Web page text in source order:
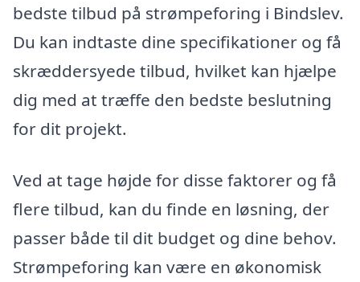
bedste tilbud på strømpeforing i Bindslev.
Du kan indtaste dine specifikationer og få
skræddersyede tilbud, hvilket kan hjælpe
dig med at træffe den bedste beslutning
for dit projekt.
Ved at tage højde for disse faktorer og få
flere tilbud, kan du finde en løsning, der
passer både til dit budget og dine behov.
Strømpeforing kan være en økonomisk